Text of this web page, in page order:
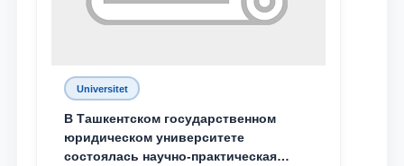
Universitet
В Ташкентском государственном
юридическом университете
состоялась научно-практическая